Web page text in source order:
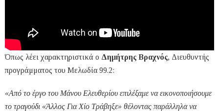
Όπως λέει χαρακτηριστικά ο Δημήτρης Βραχνός, Διευθυντής
προγράμματος του Μελωδία 99.2:
«Από το έργο του Μάνου Ελευθερίου επιλέξαμε να εικονοποιήσουμε
το τραγούδι «Άλλος Για Χίο Τράβηξε» θέλοντας παράλληλα να